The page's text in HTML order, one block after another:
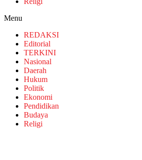
Menu
REDAKSI
Editorial
TERKINI
Nasional
Daerah
Hukum
Politik
Ekonomi
Pendidikan
Budaya
Religi